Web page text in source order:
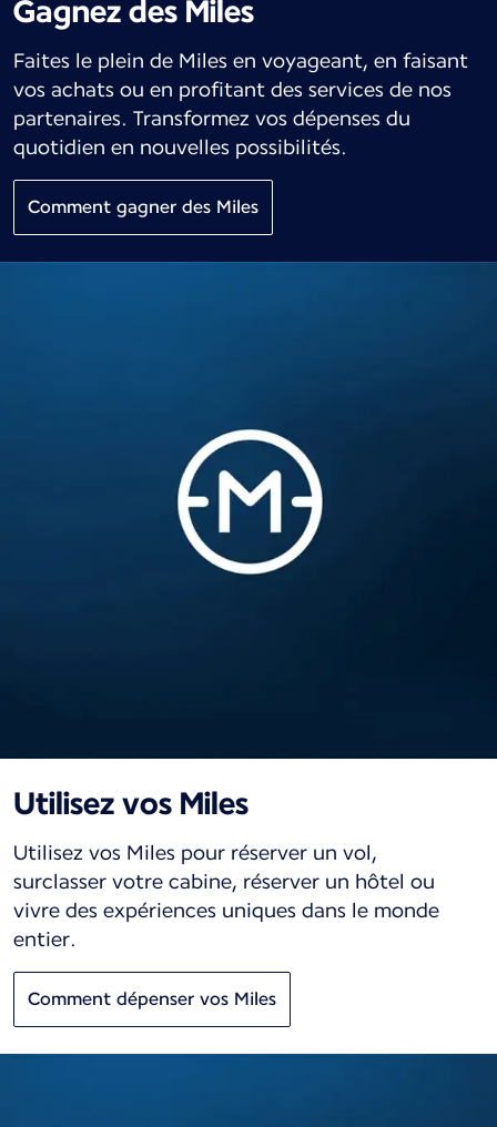
Gagnez des Miles
Faites le plein de Miles en voyageant, en faisant
vos achats ou en profitant des services de nos
partenaires. Transformez vos dépenses du
quotidien en nouvelles possibilités.
Comment gagner des Miles
Utilisez vos Miles
Utilisez vos Miles pour réserver un vol,
surclasser votre cabine, réserver un hôtel ou
vivre des expériences uniques dans le monde
entier.
Comment dépenser vos Miles